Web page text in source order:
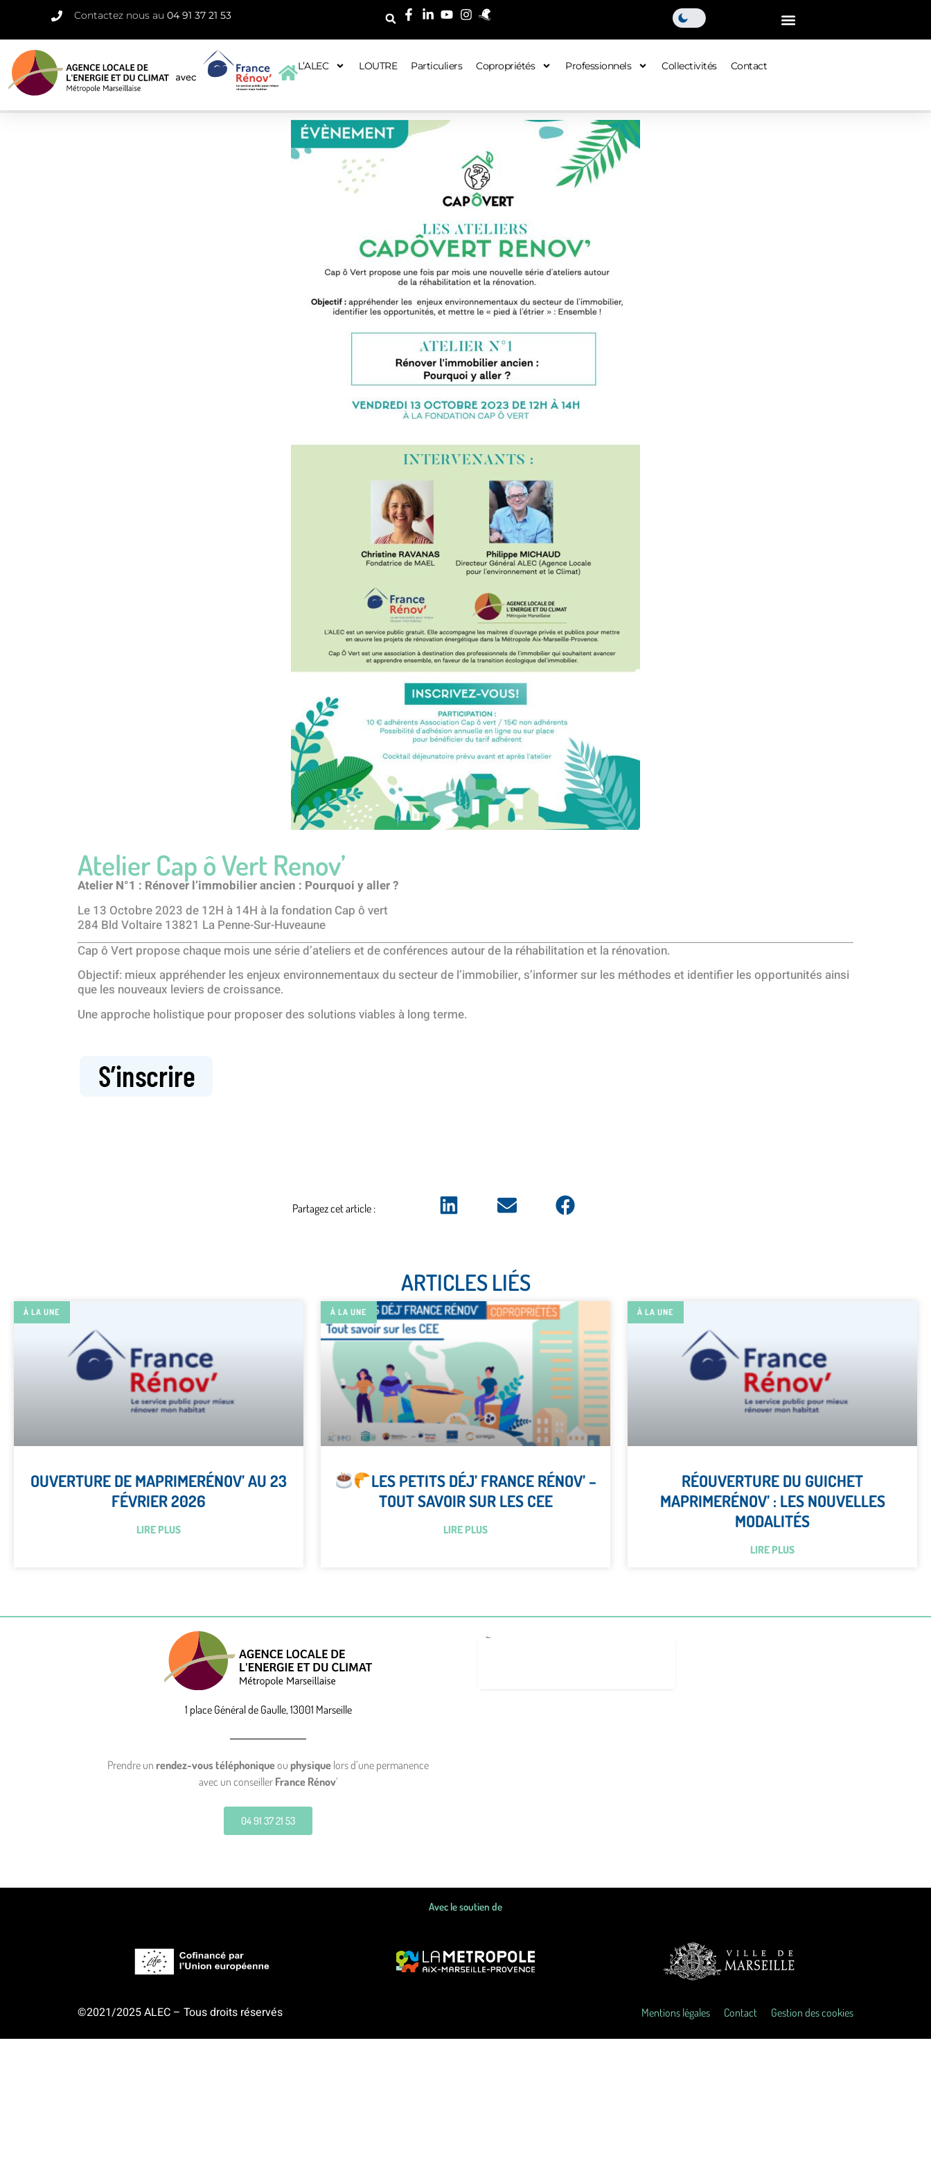
Contactez nous au 04 91 37 21 53
L’ALEC LOUTRE Particuliers Copropriétés Professionnels Collectivités Contact
Atelier Cap ô Vert Renov’
Atelier N°1 : Rénover l’immobilier ancien : Pourquoi y aller ?
Le 13 Octobre 2023 de 12H à 14H à la fondation Cap ô vert
284 Bld Voltaire 13821 La Penne-Sur-Huveaune
Cap ô Vert propose chaque mois une série d’ateliers et de conférences autour de la réhabilitation et la rénovation.
Objectif: mieux appréhender les enjeux environnementaux du secteur de l’immobilier, s’informer sur les méthodes et identifier les opportunités ainsi
que les nouveaux leviers de croissance.
Une approche holistique pour proposer des solutions viables à long terme.
Partagez cet article :
ARTICLES LIÉS
À LA UNE
OUVERTURE DE MAPRIMERÉNOV’ AU 23
FÉVRIER 2026
LIRE PLUS
À LA UNE
LES PETITS DÉJ’ FRANCE RÉNOV’ –
TOUT SAVOIR SUR LES CEE
LIRE PLUS
À LA UNE
RÉOUVERTURE DU GUICHET
MAPRIMERÉNOV’ : LES NOUVELLES
MODALITÉS
LIRE PLUS
1 place Général de Gaulle, 13001 Marseille
Prendre un rendez-vous téléphoniqueou physique lors d’une permanence
avec un conseiller France Rénov‘
04 91 37 21 53
Avec le soutien de
©2021/2025 ALEC – Tous droits réservés Mentions légales Contact Gestion des cookies